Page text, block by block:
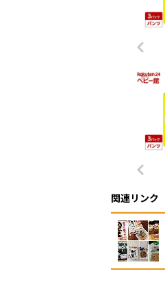
関連リンク